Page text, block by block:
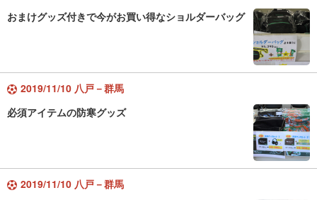
おまけグッズ付きで今がお買い得なショルダーバッグ
2019/11/10 八戸－群馬
必須アイテムの防寒グッズ
2019/11/10 八戸－群馬